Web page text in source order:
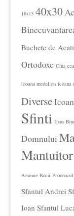
18x15 40x30
Buchete de
Ortodoxe Cina
icoana medalion icoana
Diverse
Sfinti Iisus
Domnului
Arsenie Boca
Sfantul Andrei
Ioan Sfantul